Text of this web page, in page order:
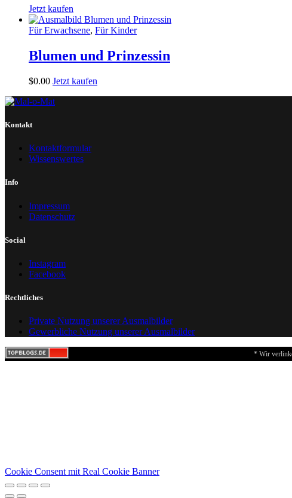
Jetzt kaufen
Für Erwachsene, Für Kinder
Blumen und Prinzessin
$0.00 Jetzt kaufen
Kontakt
Kontaktformular
Wissenswertes
Info
Impressum
Datenschutz
Social
Instagram
Facebook
Rechtliches
Private Nutzung unserer Ausmalbilder
Gewerbliche Nutzung unserer Ausmalbilder
* Wir
Cookie Consent mit Real Cookie Banner